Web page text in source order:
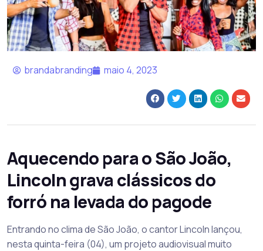
brandabranding maio 4, 2023
Aquecendo para o São João,
Lincoln grava clássicos do
forró na levada do pagode
Entrando no clima de São João, o cantor Lincoln lançou,
nesta quinta-feira (04), um projeto audiovisual muito